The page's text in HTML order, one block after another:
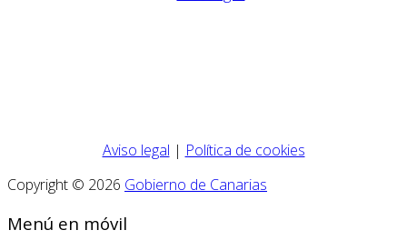
Aviso legal | Política de cookies
Copyright © 2026 Gobierno de Canarias
Menú en móvil